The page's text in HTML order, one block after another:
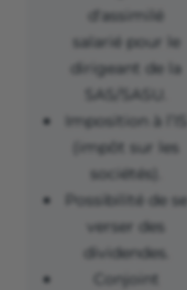
d' assimilé
salarié pour le
dirigeant de la
SAS/SASU.
Imposition à l’IS
(impôt sur les
sociétés).
Possibilité de se
verser des
dividendes.
Conjoint